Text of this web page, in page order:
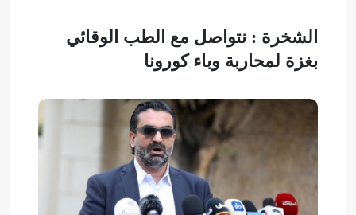
الشخرة : نتواصل مع الطب الوقائي
بغزة لمحاربة وباء كورونا